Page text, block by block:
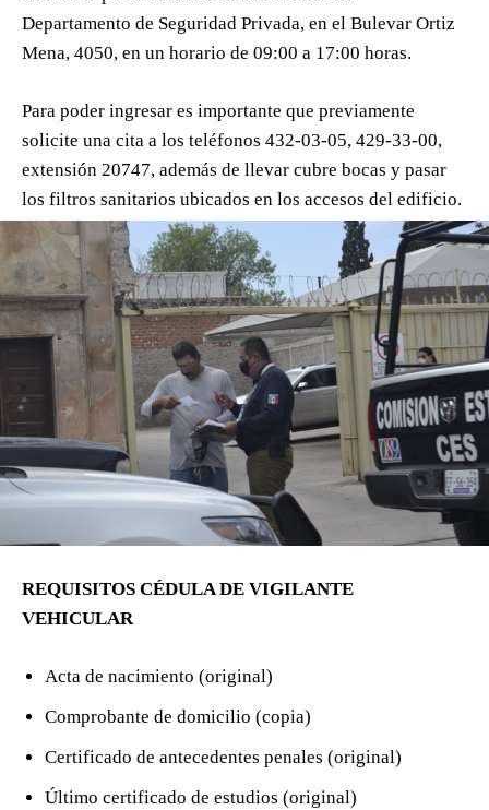
Departamento de Seguridad Privada, en el Bulevar Ortiz
Mena, 4050, en un horario de 09:00 a 17:00 horas.
Para poder ingresar es importante que previamente
solicite una cita a los teléfonos 432-03-05, 429-33-00,
extensión 20747, además de llevar cubre bocas y pasar
los filtros sanitarios ubicados en los accesos del edificio.
REQUISITOS CÉDULA DE VIGILANTE
VEHICULAR
Acta de nacimiento (original)
Comprobante de domicilio (copia)
Certificado de antecedentes penales (original)
Último certificado de estudios (original)